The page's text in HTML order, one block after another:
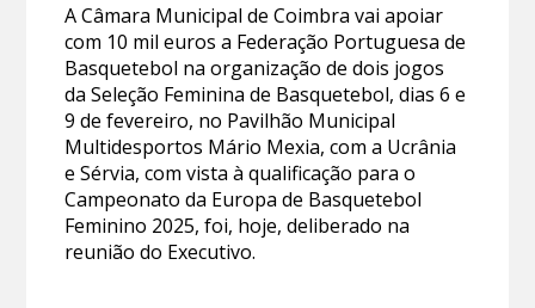
A Câmara Municipal de Coimbra vai apoiar
com 10 mil euros a Federação Portuguesa de
Basquetebol na organização de dois jogos
da Seleção Feminina de Basquetebol, dias 6 e
9 de fevereiro, no Pavilhão Municipal
Multidesportos Mário Mexia, com a Ucrânia
e Sérvia, com vista à qualificação para o
Campeonato da Europa de Basquetebol
Feminino 2025, foi, hoje, deliberado na
reunião do Executivo.